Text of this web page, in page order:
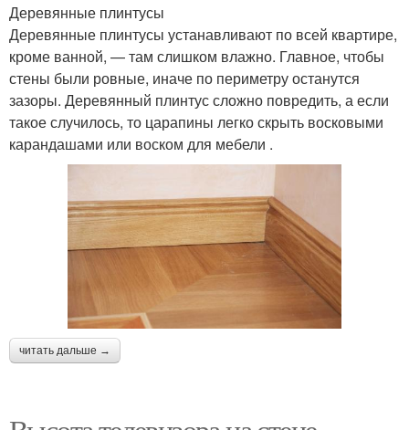
Деревянные плинтусы
Деревянные плинтусы устанавливают по всей квартире,
кроме ванной, — там слишком влажно. Главное, чтобы
стены были ровные, иначе по периметру останутся
зазоры. Деревянный плинтус сложно повредить, а если
такое случилось, то царапины легко скрыть восковыми
карандашами или воском для мебели .
читать дальше →